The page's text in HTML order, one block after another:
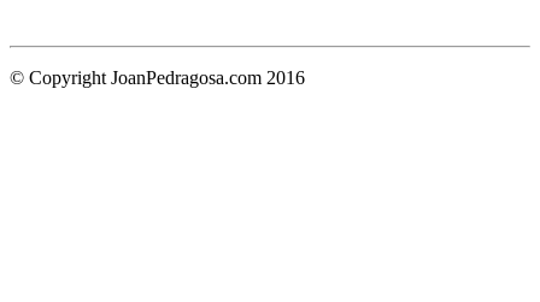
© Copyright JoanPedragosa.com 2016